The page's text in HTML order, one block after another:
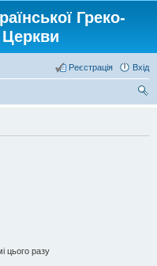
Греко-
Церкви
Вхід
Реєстрація
цього разу